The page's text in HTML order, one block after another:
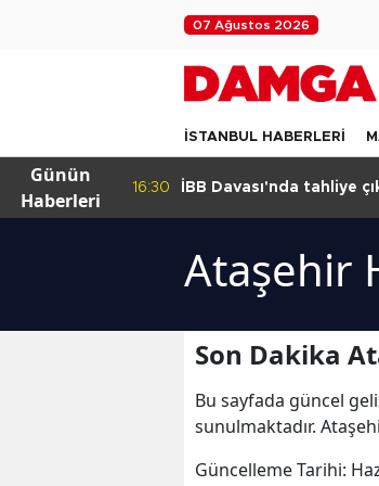
07 Ağustos 2026
İSTANBUL HABERLERİ
Günün
Haberleri
16:30 İBB Davası'nda tahliye
Ataşehir
Son Dakika
Bu sayfada güncel
sunulmaktadır.
Güncelleme Tarihi: